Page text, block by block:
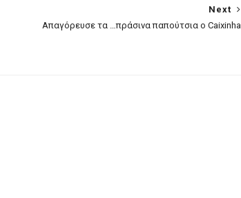
Next
Aπαγόρευσε τα …πράσινα παπούτσια ο Caixinha